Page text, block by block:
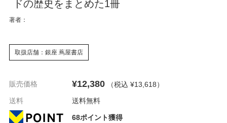
ドの歴史をまとめた1冊
著者：
取扱店舗：銀座 蔦屋書店
販売価格 ¥12,380 （税込 ¥13,618）
送料
送料無料
68ポイント獲得